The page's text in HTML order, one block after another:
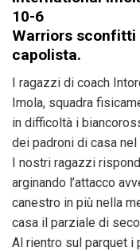
10-6
Warriors
capolista.
I ragazzi di coach
Imola, squadra
in difficoltà i
dei padroni di casa
I nostri ragazzi
arginando l’attacco
canestro in più nella
casa il parziale di
Al rientro sul parquet i